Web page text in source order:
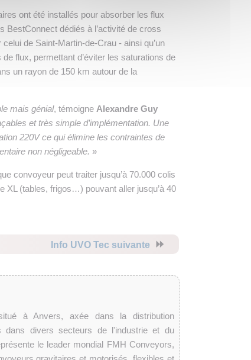
ont été installés pour absorber les flux
dédiés à l’activité de cross
de Saint-Martin-de-Crau - ainsi qu’un
flux, permettant d’éviter les saturations de
un rayon de 150 km autour de la
mais génial, témoigne Alexandre Guy
et très simple d’implémentation. Une
220V ce qui élimine les contraintes de
non négligeable. »
convoyeur peut traiter jusqu’à 70.000 colis
XL (tables, frigos…) pouvant aller jusqu’à 40
Info UVO Tec suivante ⏩
à Anvers, axée dans la distribution
dans divers secteurs de l'industrie et du
le leader mondial FMH Conveyors,